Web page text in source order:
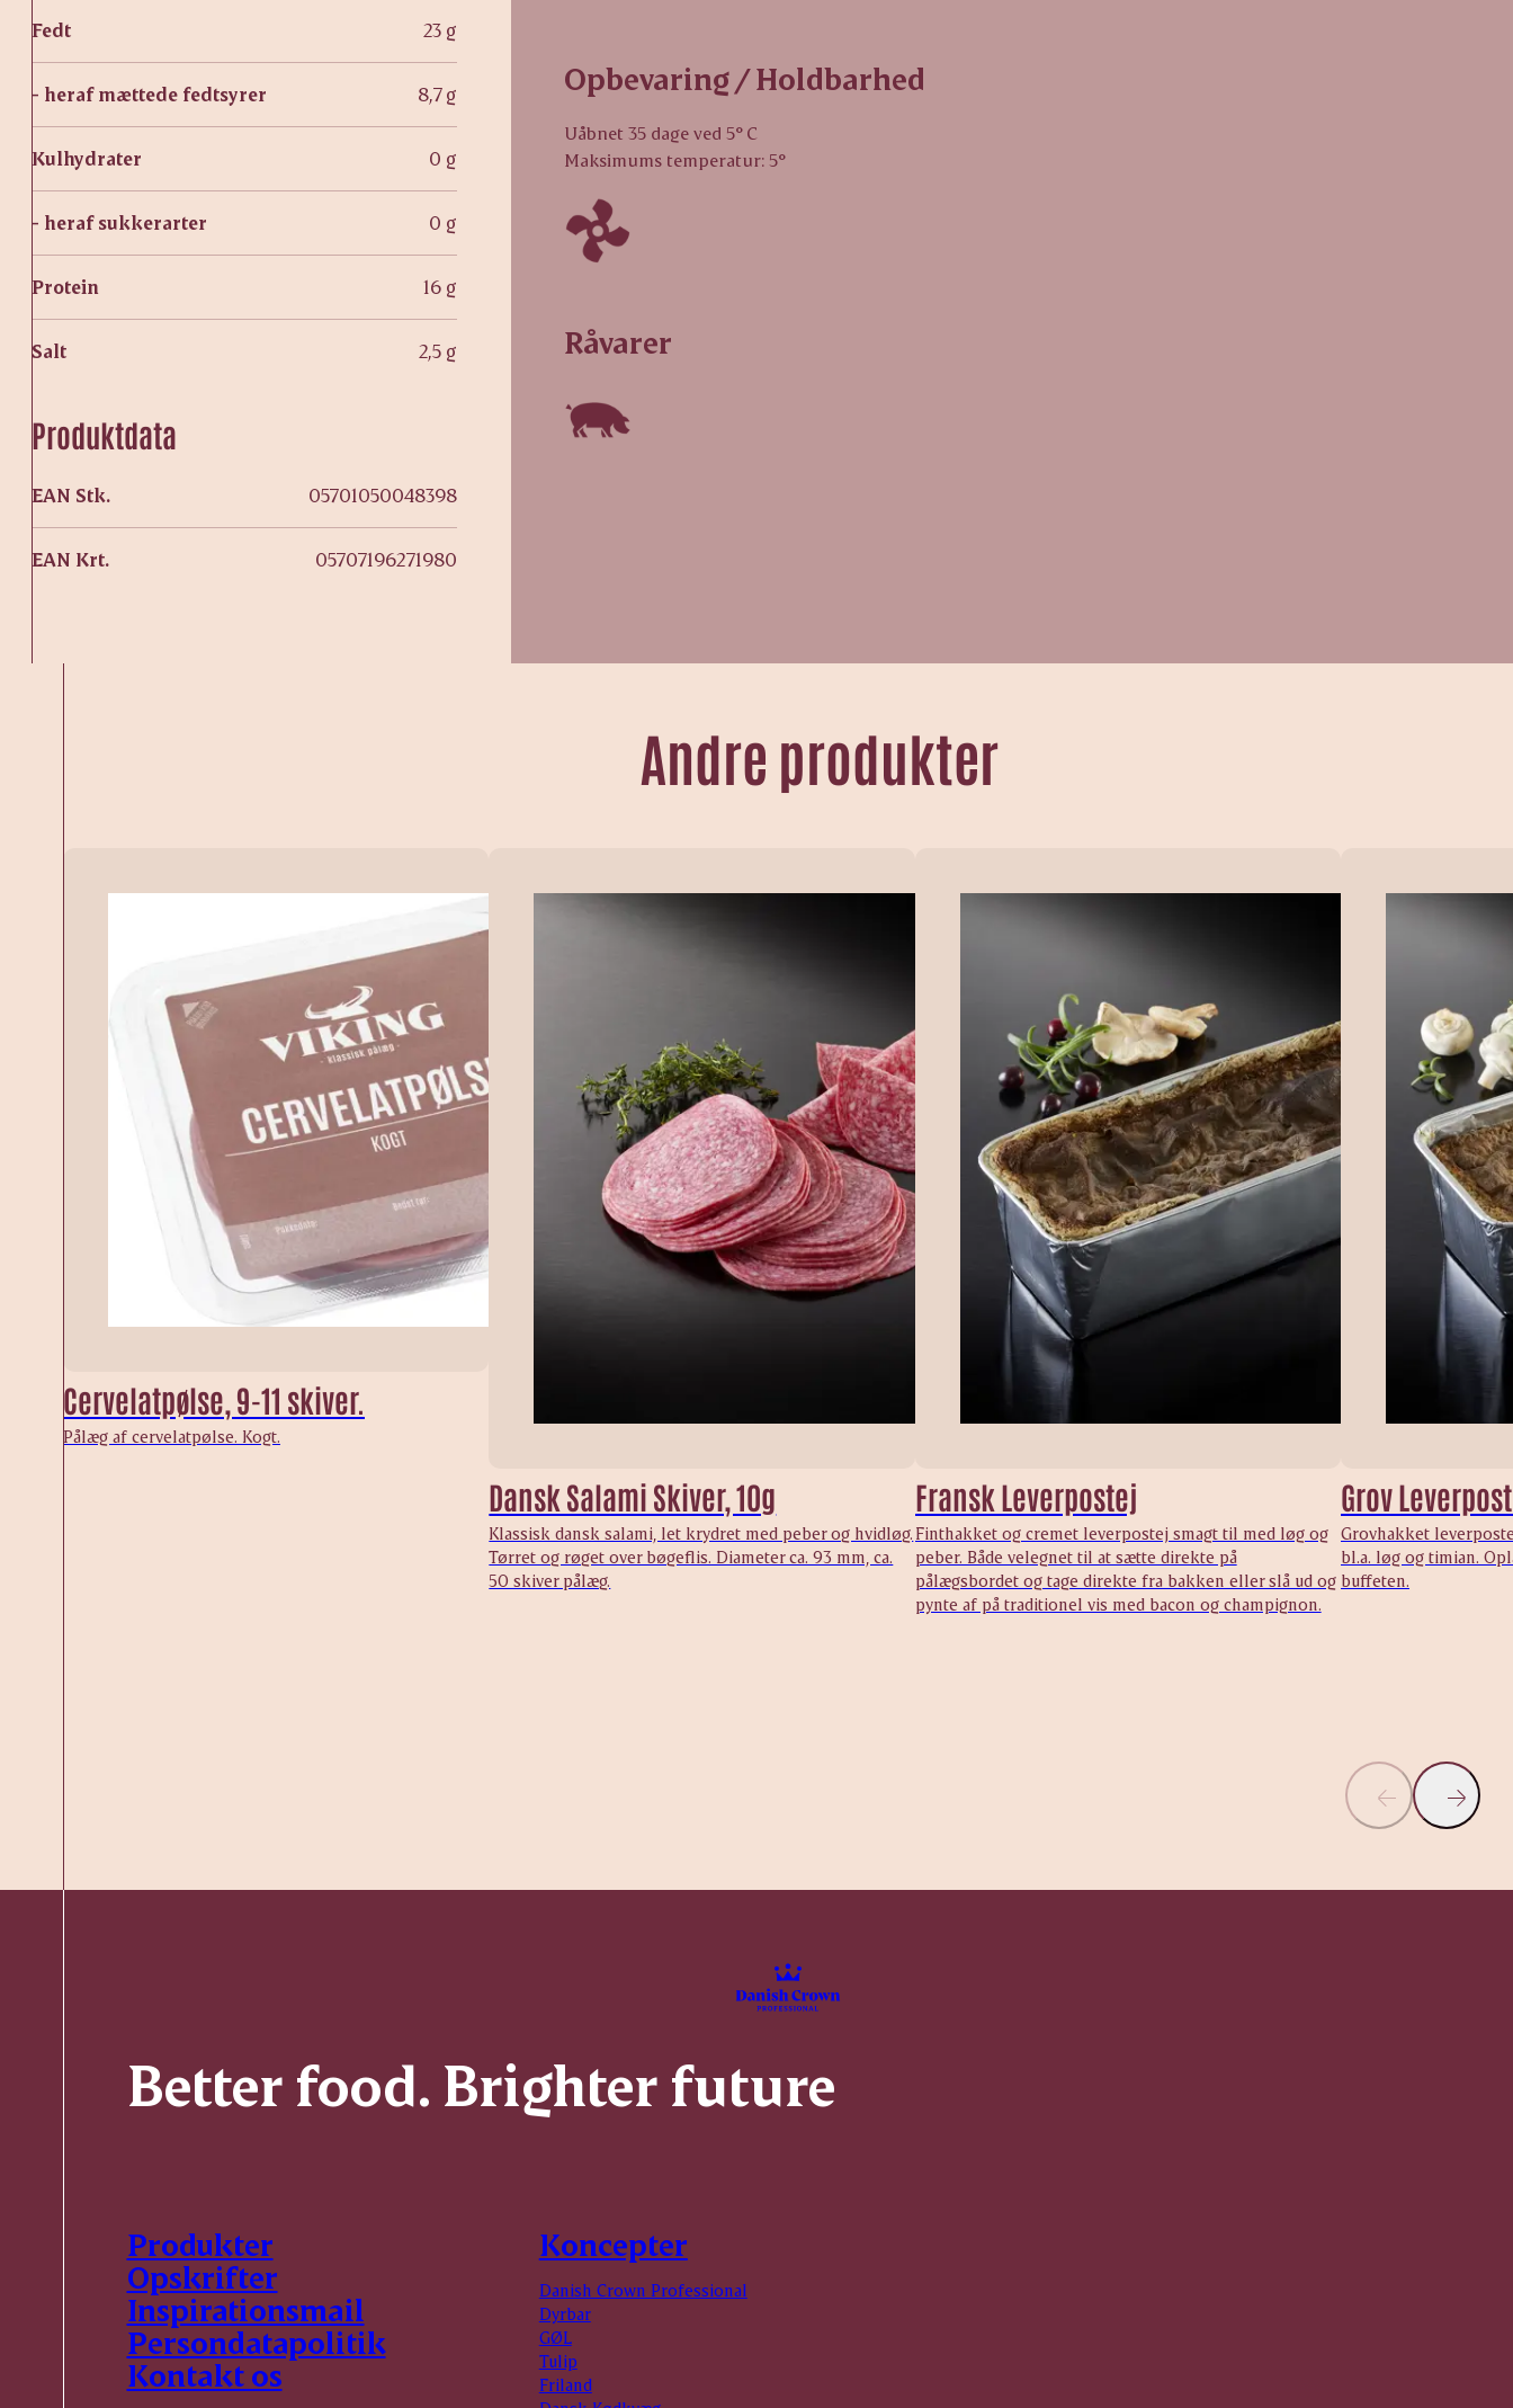
Fedt 23 g
- heraf mættede fedtsyrer 8,7 g
Kulhydrater 0 g
- heraf sukkerarter 0 g
Protein 16 g
Salt 2,5 g
Produktdata
EAN Stk. 05701050048398
EAN Krt. 05707196271980
Opbevaring / Holdbarhed
Uåbnet 35 dage ved 5° C
Maksimums temperatur: 5°
Råvarer
Andre produkter
Cervelatpølse, 9-11 skiver.
Pålæg af cervelatpølse. Kogt.
Dansk Salami Skiver, 10g
Klassisk dansk salami, let krydret med peber og hvidløg.
Tørret og røget over bøgeflis. Diameter ca. 93 mm, ca.
50 skiver pålæg.
Fransk Leverpostej
Finthakket og cremet leverpostej smagt til med løg og
peber. Både velegnet til at sætte direkte på
pålægsbordet og tage direkte fra bakken eller slå ud og
pynte af på traditionel vis med bacon og champignon.
Grov
Grovhakket
bl.a. løg og timian.
buffeten.
Better food. Brighter future
Koncepter
Danish Crown Professional
Dyrbar
GØL
Tulip
Friland
Produkter
Opskrifter
Inspirationsmail
Persondatapolitik
Kontakt os